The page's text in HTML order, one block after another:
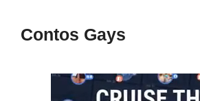
paraContos Gays